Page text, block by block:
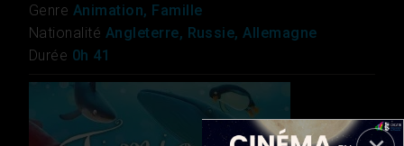
Genre Animation, Famille
Nationalité Angleterre, Russie, Allemagne
Durée 0h 41